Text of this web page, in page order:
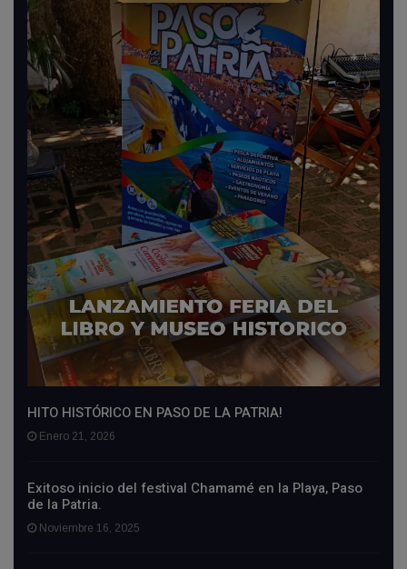
HITO HISTÓRICO EN PASO DE LA PATRIA!
Enero 21, 2026
Exitoso inicio del festival Chamamé en la Playa, Paso
de la Patria.
Noviembre 16, 2025